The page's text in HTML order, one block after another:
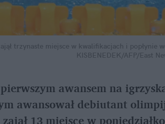
trzynaste miejsce w kwalifikacjach i popłynie
KISBENEDEK/AFP/East
awansem na
awansował debiutant
13 miejsce w